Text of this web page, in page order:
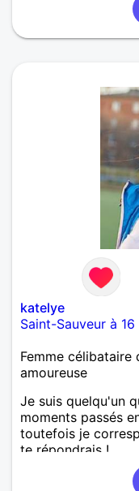
katelye
Saint-Sauveur à
Femme célibataire
amoureuse
Je suis quelqu'un
moments passés
toutefois je
te répondrais !